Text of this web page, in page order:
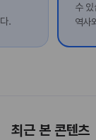
.
수
역사
최근 본 콘텐츠